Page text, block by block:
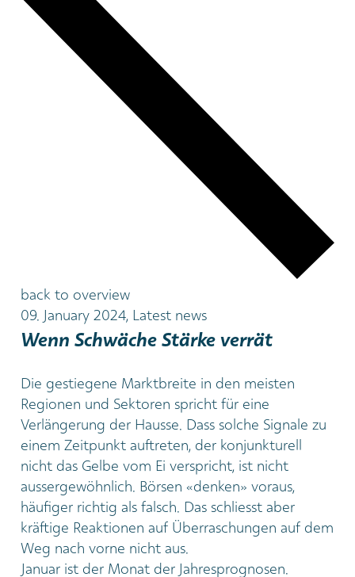
back to overview
09. January 2024, Latest news
Wenn Schwäche Stärke verrät
Die gestiegene Marktbreite in den meisten
Regionen und Sektoren spricht für eine
Verlängerung der Hausse. Dass solche Signale zu
einem Zeitpunkt auftreten, der konjunkturell
nicht das Gelbe vom Ei verspricht, ist nicht
aussergewöhnlich. Börsen «denken» voraus,
häufiger richtig als falsch. Das schliesst aber
kräftige Reaktionen auf Überraschungen auf dem
Weg nach vorne nicht aus.
Januar ist der Monat der Jahresprognosen.